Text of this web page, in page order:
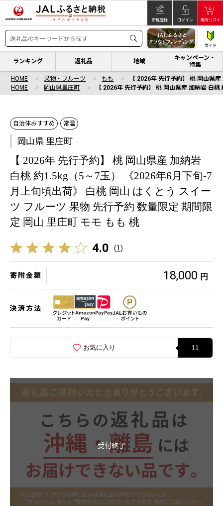
新規登録 ログイン 寄附リスト
ガイド
ランキング 返礼品 地域
キャンペーン・
特集
HOME 果物・フルーツ もも
【 2026年 先行予約】 桃 岡山県
HOME
岡山県里庄町 【 2026年 先行予約】 桃 岡山県産 加納岩 白
自治体おすすめ 常温
岡山県 里庄町
【 2026年 先行予約】 桃 岡山県産 加納岩
白桃 約1.5kg（5～7玉） 《2026年6月下旬-7
月上旬頃出荷》 白桃 岡山 はくとう スイー
ツ フルーツ 果物 先行予約 数量限定 期間限
定 岡山 里庄町 モモ もも 桃
4.0 (1)
寄附金額 18,000 円
決済方法
お気に入り 11
受付終了